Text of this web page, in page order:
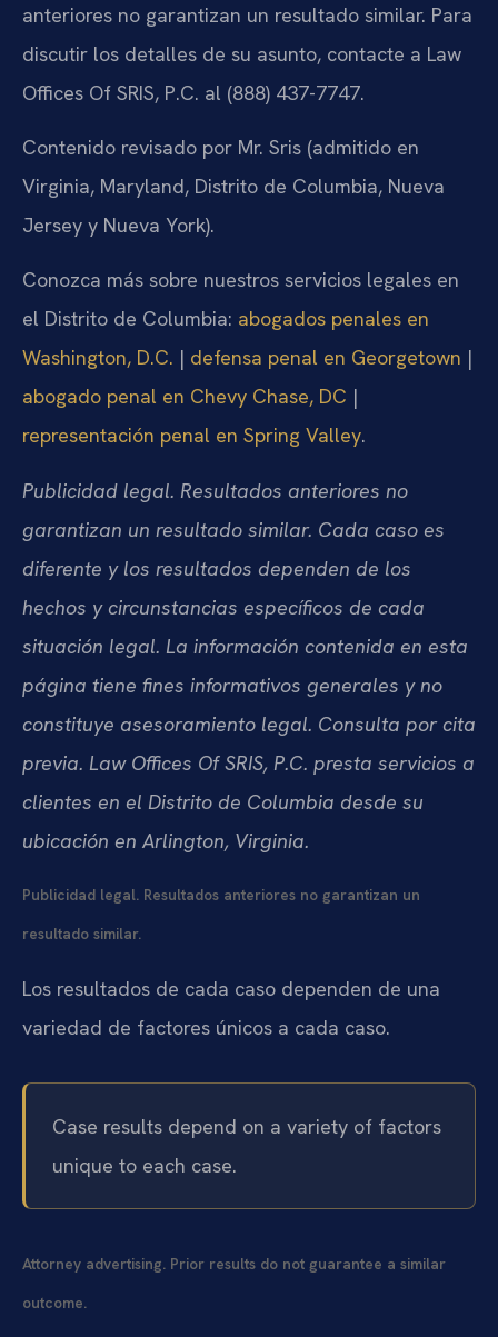
anteriores no garantizan un resultado similar. Para
discutir los detalles de su asunto, contacte a Law
Offices Of SRIS, P.C. al (888) 437-7747.
Contenido revisado por Mr. Sris (admitido en
Virginia, Maryland, Distrito de Columbia, Nueva
Jersey y Nueva York).
Conozca más sobre nuestros servicios legales en
el Distrito de Columbia: abogados penales en
Washington, D.C. | defensa penal en Georgetown |
abogado penal en Chevy Chase, DC |
representación penal en Spring Valley.
Publicidad legal. Resultados anteriores no
garantizan un resultado similar. Cada caso es
diferente y los resultados dependen de los
hechos y circunstancias específicos de cada
situación legal. La información contenida en esta
página tiene fines informativos generales y no
constituye asesoramiento legal. Consulta por cita
previa. Law Offices Of SRIS, P.C. presta servicios a
clientes en el Distrito de Columbia desde su
ubicación en Arlington, Virginia.
Publicidad legal. Resultados anteriores no garantizan un
resultado similar.
Los resultados de cada caso dependen de una
variedad de factores únicos a cada caso.
Case results depend on a variety of factors
unique to each case.
Attorney advertising. Prior results do not guarantee a similar
outcome.